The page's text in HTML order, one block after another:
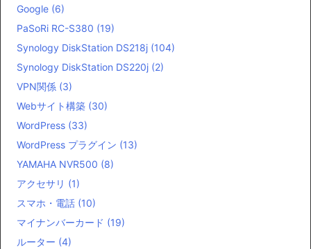
Google (6)
PaSoRi RC-S380 (19)
Synology DiskStation DS218j (104)
Synology DiskStation DS220j (2)
VPN関係 (3)
Webサイト構築 (30)
WordPress (33)
WordPress プラグイン (13)
YAMAHA NVR500 (8)
アクセサリ (1)
スマホ・電話 (10)
マイナンバーカード (19)
ルーター (4)